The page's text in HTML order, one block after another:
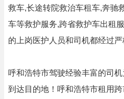
救车,长途转院救治车租车,奔驰
车等救护服务,跨省救护车出租
的上岗医护人员和司机都经过
呼和浩特市驾驶经验丰富的司
到达目的地！呼和浩特市租用